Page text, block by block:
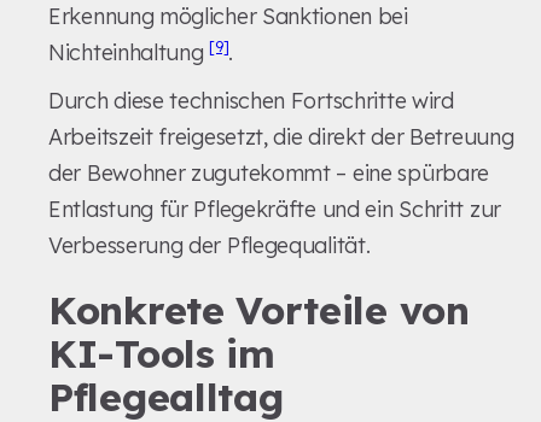
Erkennung möglicher Sanktionen bei
Nichteinhaltung[9].
Durch diese technischen Fortschritte wird
Arbeitszeit freigesetzt, die direkt der Betreuung
der Bewohner zugutekommt – eine spürbare
Entlastung für Pflegekräfte und ein Schritt zur
Verbesserung der Pflegequalität.
Konkrete Vorteile von
KI-Tools im
Pflegealltag